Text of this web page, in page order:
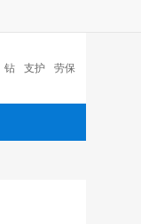
钻 支护 劳保